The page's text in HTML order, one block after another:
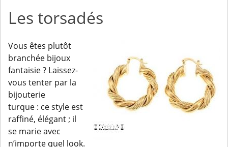
Les torsadés
Vous êtes plutôt
branchée bijoux
fantaisie ? Laissez-
vous tenter par la
bijouterie
turque : ce style est
raffiné, élégant ; il
se marie avec
n’importe quel look.